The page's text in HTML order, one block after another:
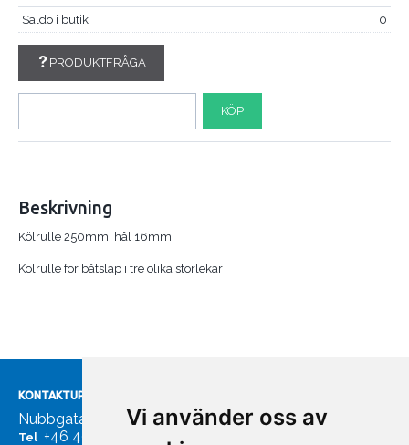
Vi använder oss av
Saldo i butik 0
PRODUKTFRÅGA
KÖP
Beskrivning
Kölrulle 250mm, hål 16mm
Kölrulle för båtsläp i tre olika storlekar
KONTAKTUPPGIFTER
Nubbgatan 7, 211 24 Malmö
Tel +46 40185561